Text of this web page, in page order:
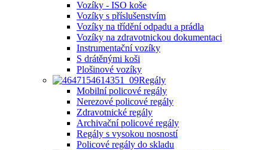
Vozíky - ISO koše
Vozíky s příslušenstvím
Vozíky na třídění odpadu a prádla
Vozíky na zdravotnickou dokumentaci
Instrumentační vozíky
S drátěnými koši
Plošinové vozíky
Regály
Mobilní policové regály
Nerezové policové regály
Zdravotnické regály
Archivační policové regály
Regály s vysokou nosností
Policové regály do skladu